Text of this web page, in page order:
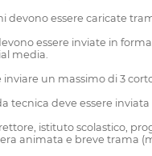
devono essere caricate
essere inviate in
media.
inviare un massimo di 3
tecnica deve essere
istituto scolastico,
animata e breve trama